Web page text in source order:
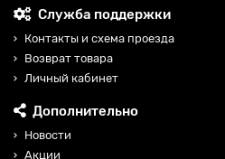
Служба поддержки
Контакты и схема проезда
Возврат товара
Личный кабинет
Дополнительно
Новости
Акции